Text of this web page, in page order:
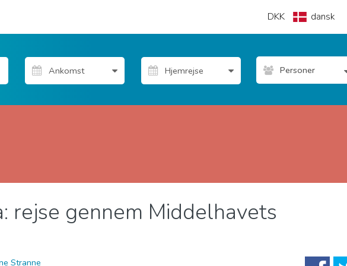
DKK dansk
Personer
Strande
rejse gennem Middelhavets
Stranne